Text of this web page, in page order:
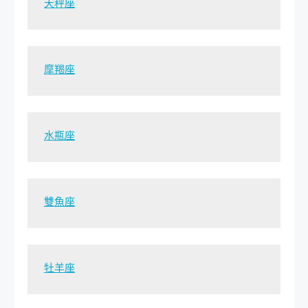
天秤座
摩羯座
水瓶座
雙魚座
牡羊座